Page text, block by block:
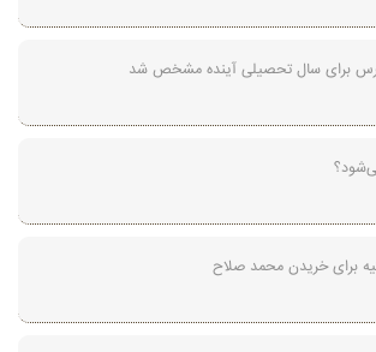
برای سال تحصیلی آینده مشخص شد
برای خریدن محمد صلاح